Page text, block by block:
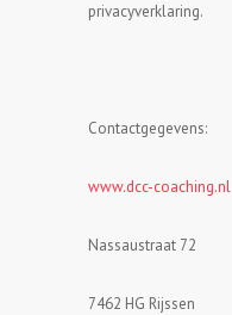
privacyverklaring.
Contactgegevens:
www.dcc-coaching.nl
Nassaustraat 72
7462 HG Rijssen